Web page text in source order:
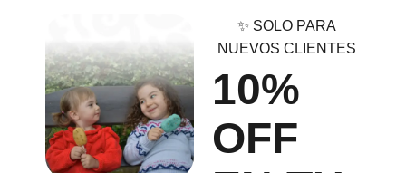
✨ SOLO PARA
NUEVOS CLIENTES
10%
OFF